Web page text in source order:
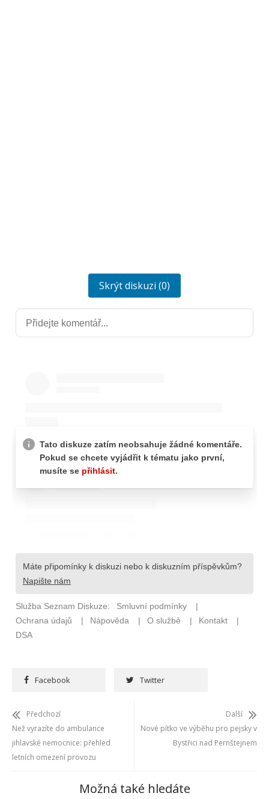
Skrýt diskuzi (0)
Facebook Twitter
Předchozí
Než vyrazíte do ambulance
jihlavské nemocnice: přehled
letních omezení provozu
Další
Nové pítko ve výběhu pro pejsky v
Bystřici nad Pernštejnem
Možná také hledáte